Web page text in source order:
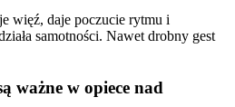
więź, daje poczucie rytmu i
samotności. Nawet drobny gest
ważne w opiece nad